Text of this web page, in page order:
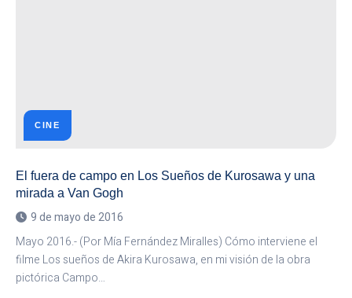
CINE
El fuera de campo en Los Sueños de Kurosawa y una
mirada a Van Gogh
9 de mayo de 2016
Mayo 2016.- (Por Mía Fernández Miralles) Cómo interviene el
filme Los sueños de Akira Kurosawa, en mi visión de la obra
pictórica Campo…